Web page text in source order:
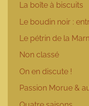
La boîte à biscuits
Le boudin noir :
Le pétrin de la
Non classé
On en discute !
Passion Morue &